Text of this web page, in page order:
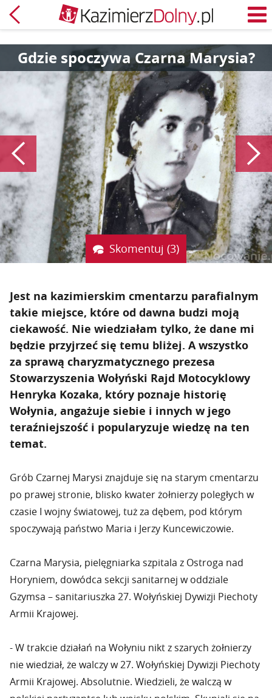
Powrót
Gdzie spoczywa Czarna Marysia?
Poprzedni
Skomentuj (3)
Jest na kazimierskim cmentarzu parafialnym
takie miejsce, które od dawna budzi moją
ciekawość. Nie wiedziałam tylko, że dane mi
będzie przyjrzeć się temu bliżej. A wszystko
za sprawą charyzmatycznego prezesa
Stowarzyszenia Wołyński Rajd Motocyklowy
Henryka Kozaka, który poznaje historię
Wołynia, angażuje siebie i innych w jego
teraźniejszość i popularyzuje wiedzę na ten
temat.
Grób Czarnej Marysi znajduje się na starym cmentarzu
po prawej stronie, blisko kwater żołnierzy poległych w
czasie I wojny światowej, tuż za dębem, pod którym
spoczywają państwo Maria i Jerzy Kuncewiczowie.
Czarna Marysia, pielęgniarka szpitala z Ostroga nad
Horyniem, dowódca sekcji sanitarnej w oddziale
Gzymsa – sanitariuszka 27. Wołyńskiej Dywizji Piechoty
Armii Krajowej.
- W trakcie działań na Wołyniu nikt z szarych żołnierzy
nie wiedział, że walczy w 27. Wołyńskiej Dywizji Piechoty
Armii Krajowej. Absolutnie. Wiedzieli, że walczą w